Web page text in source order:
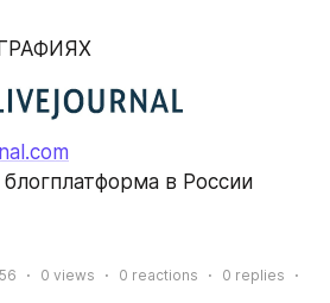
в России
0 views 0 reactions 0 replies